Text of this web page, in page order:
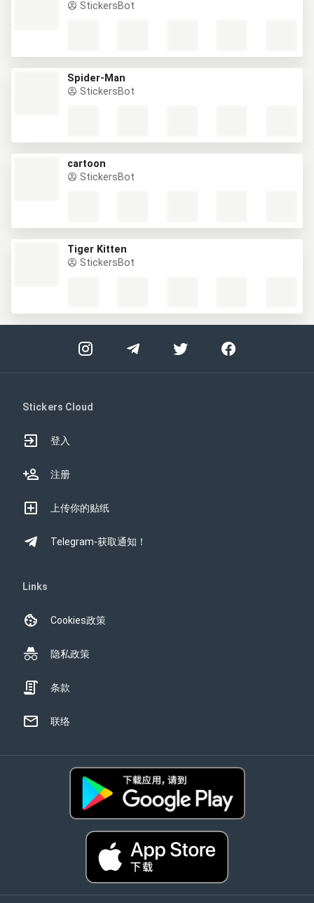
StickersBot
Spider-Man
StickersBot
cartoon
StickersBot
Tiger Kitten
StickersBot
Stickers Cloud
登入
注册
上传你的贴纸
Telegram-获取通知！
Links
Cookies政策
隐私政策
条款
联络